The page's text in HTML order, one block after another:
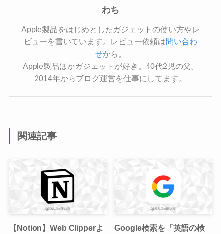
わち
Apple製品をはじめとしたガジェットの使い方やレ
ビューを書いています。レビュー依頼は問い合わ
せから。
Apple製品ほかガジェットが好き。40代2児の父。
2014年からブログ運営を仕事にしてます。
関連記事
【Notion】Web Clipperよ
Google検索を「英語の検